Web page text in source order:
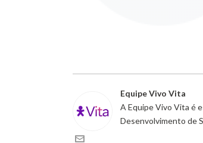
Equipe Vivo Vita
A Equipe Vivo Vita é
Desenvolvimento de